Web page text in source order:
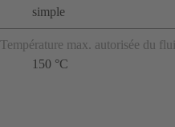
simple
Température max. autorisée du
150 °C